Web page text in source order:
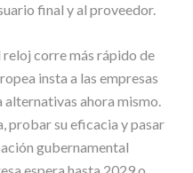
final y al proveedor.
reloj corre más rápido de
insta a las empresas
alternativas ahora mismo.
probar su eficacia y pasar
gubernamental